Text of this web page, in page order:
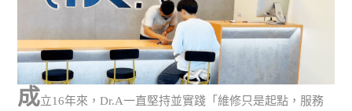
成立16年來，Dr.A一直堅持並實踐「維修只是起點，服務